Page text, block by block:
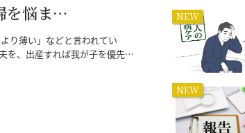
を悩ま…
り薄い」などと言われてい
を、出産すれば我が子を優先…
NEW
NEW